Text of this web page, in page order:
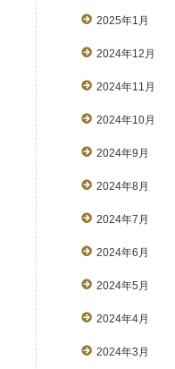
2025年1月
2024年12月
2024年11月
2024年10月
2024年9月
2024年8月
2024年7月
2024年6月
2024年5月
2024年4月
2024年3月